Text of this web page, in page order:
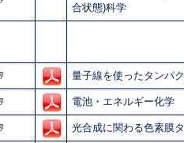
合状態)科学
量子線を使ったタンパ
電池・エネルギー化学
光合成に関わる色素膜